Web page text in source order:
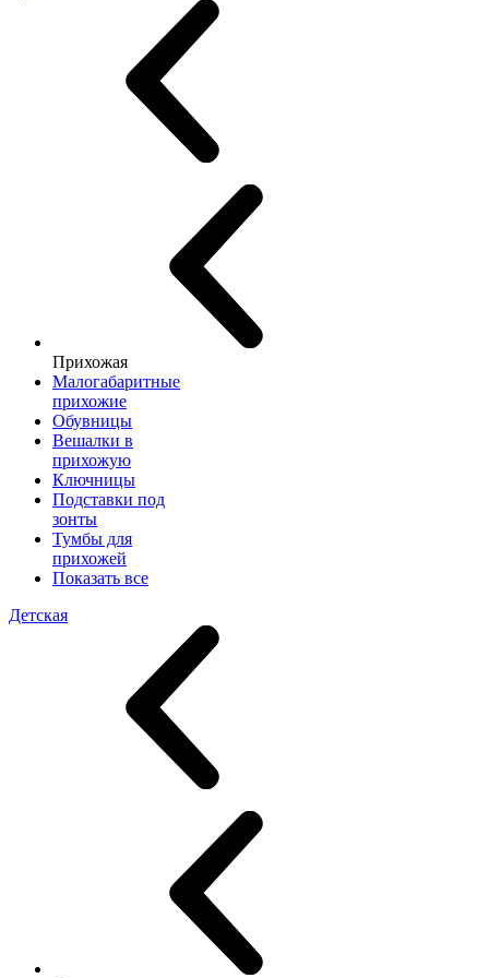
Прихожая
Малогабаритные
прихожие
Обувницы
Вешалки в
прихожую
Ключницы
Подставки под
зонты
Тумбы для
прихожей
Показать все
Детская